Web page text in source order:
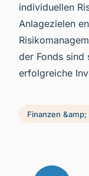
individuellen
Anlagezielen
der Fonds sind
erfolgreiche
Finanzen